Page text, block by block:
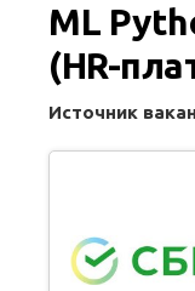
ML
(HR-
Источник